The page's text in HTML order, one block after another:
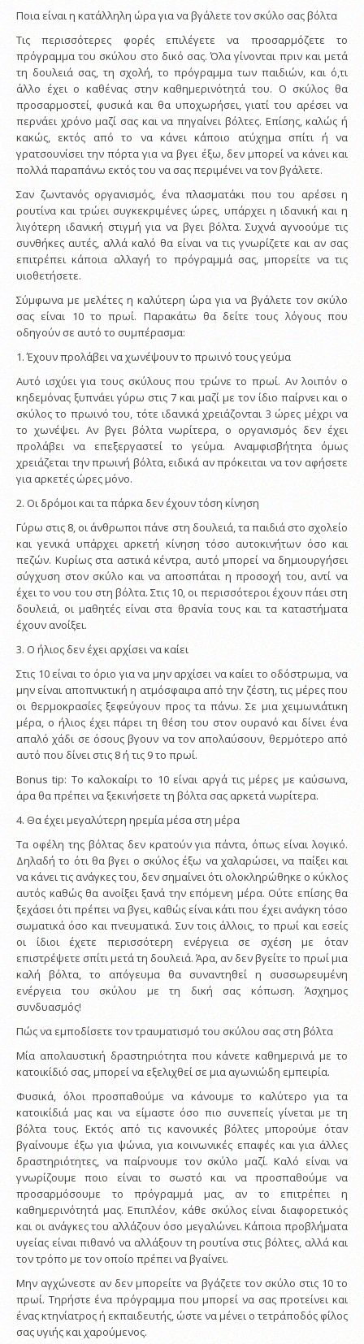
Ποια είναι η κατάλληλη ώρα για να βγάλετε τον σκύλο σας βόλτα
Τις περισσότερες φορές επιλέγετε να προσαρμόζετε το
πρόγραμμα του σκύλου στο δικό σας. Όλα γίνονται πριν και μετά
τη δουλειά σας, τη σχολή, το πρόγραμμα των παιδιών, και ό,τι
άλλο έχει ο καθένας στην καθημερινότητά του. Ο σκύλος θα
προσαρμοστεί, φυσικά και θα υποχωρήσει, γιατί του αρέσει να
περνάει χρόνο μαζί σας και να πηγαίνει βόλτες. Επίσης, καλώς ή
κακώς, εκτός από το να κάνει κάποιο ατύχημα σπίτι ή να
γρατσουνίσει την πόρτα για να βγει έξω, δεν μπορεί να κάνει και
πολλά παραπάνω εκτός του να σας περιμένει να τον βγάλετε.
Σαν ζωντανός οργανισμός, ένα πλασματάκι που του αρέσει η
ρουτίνα και τρώει συγκεκριμένες ώρες, υπάρχει η ιδανική και η
λιγότερη ιδανική στιγμή για να βγει βόλτα. Συχνά αγνοούμε τις
συνθήκες αυτές, αλλά καλό θα είναι να τις γνωρίζετε και αν σας
επιτρέπει κάποια αλλαγή το πρόγραμμά σας, μπορείτε να τις
υιοθετήσετε.
Σύμφωνα με μελέτες η καλύτερη ώρα για να βγάλετε τον σκύλο
σας είναι 10 το πρωί. Παρακάτω θα δείτε τους λόγους που
οδηγούν σε αυτό το συμπέρασμα:
1. Έχουν προλάβει να χωνέψουν το πρωινό τους γεύμα
Αυτό ισχύει για τους σκύλους που τρώνε το πρωί. Αν λοιπόν ο
κηδεμόνας ξυπνάει γύρω στις 7 και μαζί με τον ίδιο παίρνει και ο
σκύλος το πρωινό του, τότε ιδανικά χρειάζονται 3 ώρες μέχρι να
το χωνέψει. Αν βγει βόλτα νωρίτερα, ο οργανισμός δεν έχει
προλάβει να επεξεργαστεί το γεύμα. Αναμφισβήτητα όμως
χρειάζεται την πρωινή βόλτα, ειδικά αν πρόκειται να τον αφήσετε
για αρκετές ώρες μόνο.
2. Οι δρόμοι και τα πάρκα δεν έχουν τόση κίνηση
Γύρω στις 8, οι άνθρωποι πάνε στη δουλειά, τα παιδιά στο σχολείο
και γενικά υπάρχει αρκετή κίνηση τόσο αυτοκινήτων όσο και
πεζών. Κυρίως στα αστικά κέντρα, αυτό μπορεί να δημιουργήσει
σύγχυση στον σκύλο και να αποσπάται η προσοχή του, αντί να
έχει το νου του στη βόλτα. Στις 10, οι περισσότεροι έχουν πάει στη
δουλειά, οι μαθητές είναι στα θρανία τους και τα καταστήματα
έχουν ανοίξει.
3. Ο ήλιος δεν έχει αρχίσει να καίει
Στις 10 είναι το όριο για να μην αρχίσει να καίει το οδόστρωμα, να
μην είναι αποπνικτική η ατμόσφαιρα από την ζέστη, τις μέρες που
οι θερμοκρασίες ξεφεύγουν προς τα πάνω. Σε μια χειμωνιάτικη
μέρα, ο ήλιος έχει πάρει τη θέση του στον ουρανό και δίνει ένα
απαλό χάδι σε όσους βγουν να τον απολαύσουν, θερμότερο από
αυτό που δίνει στις 8 ή τις 9 το πρωί.
Bonus tip: Το καλοκαίρι το 10 είναι αργά τις μέρες με καύσωνα,
άρα θα πρέπει να ξεκινήσετε τη βόλτα σας αρκετά νωρίτερα.
4. Θα έχει μεγαλύτερη ηρεμία μέσα στη μέρα
Τα οφέλη της βόλτας δεν κρατούν για πάντα, όπως είναι λογικό.
Δηλαδή το ότι θα βγει ο σκύλος έξω να χαλαρώσει, να παίξει και
να κάνει τις ανάγκες του, δεν σημαίνει ότι ολοκληρώθηκε ο κύκλος
αυτός καθώς θα ανοίξει ξανά την επόμενη μέρα. Ούτε επίσης θα
ξεχάσει ότι πρέπει να βγει, καθώς είναι κάτι που έχει ανάγκη τόσο
σωματικά όσο και πνευματικά. Συν τοις άλλοις, το πρωί και εσείς
οι ίδιοι έχετε περισσότερη ενέργεια σε σχέση με όταν
επιστρέψετε σπίτι μετά τη δουλειά. Άρα, αν δεν βγείτε το πρωί μια
καλή βόλτα, το απόγευμα θα συναντηθεί η συσσωρευμένη
ενέργεια του σκύλου με τη δική σας κόπωση. Άσχημος
συνδυασμός!
Πώς να εμποδίσετε τον τραυματισμό του σκύλου σας στη βόλτα
Μία απολαυστική δραστηριότητα που κάνετε καθημερινά με το
κατοικίδιό σας, μπορεί να εξελιχθεί σε μια αγωνιώδη εμπειρία.
Φυσικά, όλοι προσπαθούμε να κάνουμε το καλύτερο για τα
κατοικίδιά μας και να είμαστε όσο πιο συνεπείς γίνεται με τη
βόλτα τους. Εκτός από τις κανονικές βόλτες μπορούμε όταν
βγαίνουμε έξω για ψώνια, για κοινωνικές επαφές και για άλλες
δραστηριότητες, να παίρνουμε τον σκύλο μαζί. Καλό είναι να
γνωρίζουμε ποιο είναι το σωστό και να προσπαθούμε να
προσαρμόσουμε το πρόγραμμά μας, αν το επιτρέπει η
καθημερινότητά μας. Επιπλέον, κάθε σκύλος είναι διαφορετικός
και οι ανάγκες του αλλάζουν όσο μεγαλώνει. Κάποια προβλήματα
υγείας είναι πιθανό να αλλάξουν τη ρουτίνα στις βόλτες, αλλά και
τον τρόπο με τον οποίο πρέπει να βγαίνει.
Μην αγχώνεστε αν δεν μπορείτε να βγάζετε τον σκύλο στις 10 το
πρωί. Τηρήστε ένα πρόγραμμα που μπορεί να σας προτείνει και
ένας κτηνίατρος ή εκπαιδευτής, ώστε να μένει ο τετράποδός φίλος
σας υγιής και χαρούμενος.